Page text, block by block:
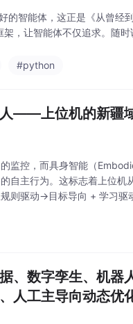
的智能体，这正是《从曾经
，让智能体不仅追求。随时
#python
——上位机的新疆
监控，而具身智能（
自主行为。这标志着上位
规则驱动→目标导向 + 学习驱
、数字孪生、机器
人工主导向动态优